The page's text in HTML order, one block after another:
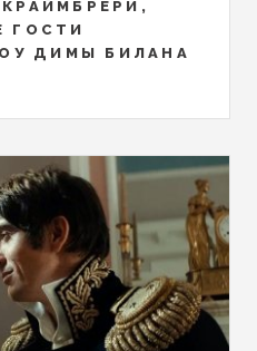
КРАЙМБРЕРИ,
ГОСТИ
ДИМЫ БИЛАНА